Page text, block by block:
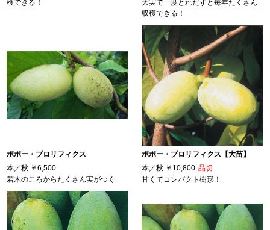
穫できる！
大実で一度とれだすと毎年たくさん
収穫できる！
ポポー・プロリフィクス
本／秋 ￥6,500
若木のころからたくさん実がつく
ポポー・プロリフィクス【大苗】
本／秋 ￥10,800 品切
甘くてコンパクト樹形！